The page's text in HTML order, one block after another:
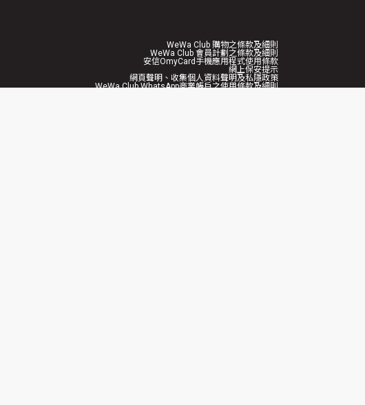
WeWa Club 購物之條款及細則
WeWa Club 會員計劃之條款及細則
安信OmyCard手機應用程式使用條款
網上保安提示
網頁聲明、收集個人資料聲明及私隱政策
WeWa Club WhatsApp商業帳戶之使用條款及細則